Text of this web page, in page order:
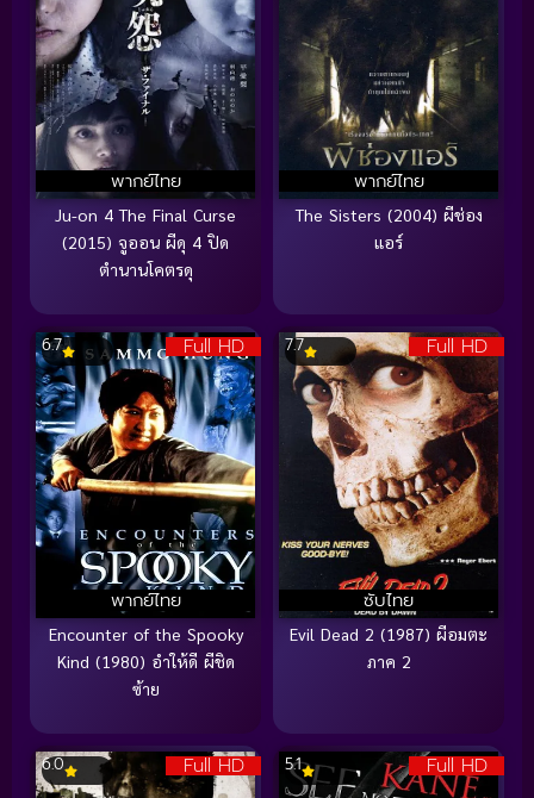
พากย์ไทย
Ju-on 4 The Final Curse
(2015) จูออน ผีดุ 4 ปิด
ตำนานโคตรดุ
พากย์ไทย
The Sisters (2004) ผีช่อง
แอร์
Full HD
พากย์ไทย
6.7
Encounter of the Spooky
Kind (1980) อำให้ดี ผีชิด
ซ้าย
Full HD
ซับไทย
7.7
Evil Dead 2 (1987) ผีอมตะ
ภาค 2
Full HD
6.0 Full HD
5.1